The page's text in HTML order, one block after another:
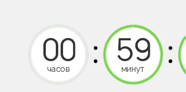
часов минут